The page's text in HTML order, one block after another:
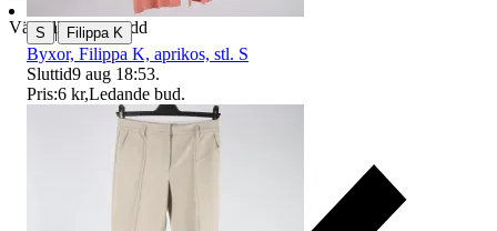
Välj till köparskydd
S | Filippa K
Byxor, Filippa K, aprikos, stl. S
Sluttid9 aug 18:53.
Pris:6 kr,Ledande bud.